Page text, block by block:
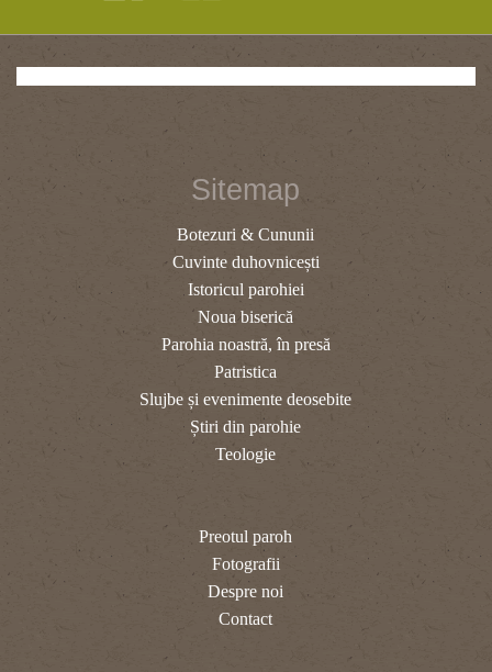
Sitemap
Botezuri & Cununii
Cuvinte duhovnicești
Istoricul parohiei
Noua biserică
Parohia noastră, în presă
Patristica
Slujbe și evenimente deosebite
Știri din parohie
Teologie
Preotul paroh
Fotografii
Despre noi
Contact